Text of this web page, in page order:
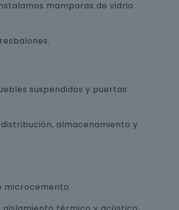
mamparas de vidrio
suspendidos y puertas
almacenamiento y
microcemento.